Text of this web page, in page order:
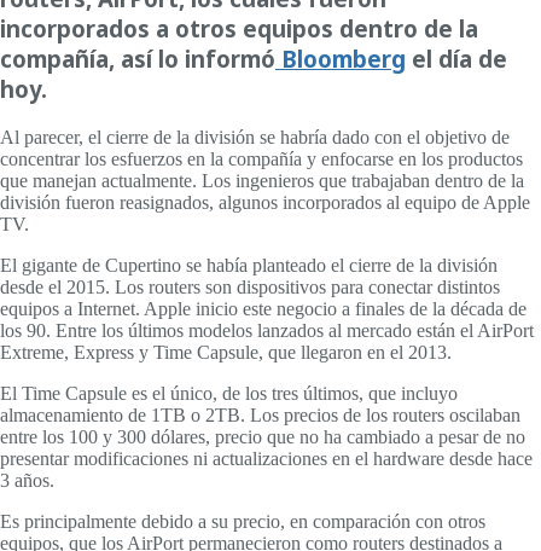
incorporados a otros equipos dentro de la
compañía, así lo informó Bloomberg el día de
hoy.
Al parecer, el cierre de la división se habría dado con el objetivo de
concentrar los esfuerzos en la compañía y enfocarse en los productos
que manejan actualmente. Los ingenieros que trabajaban dentro de la
división fueron reasignados, algunos incorporados al equipo de Apple
TV.
El gigante de Cupertino se había planteado el cierre de la división
desde el 2015. Los routers son dispositivos para conectar distintos
equipos a Internet. Apple inicio este negocio a finales de la década de
los 90. Entre los últimos modelos lanzados al mercado están el AirPort
Extreme, Express y Time Capsule, que llegaron en el 2013.
El Time Capsule es el único, de los tres últimos, que incluyo
almacenamiento de 1TB o 2TB. Los precios de los routers oscilaban
entre los 100 y 300 dólares, precio que no ha cambiado a pesar de no
presentar modificaciones ni actualizaciones en el hardware desde hace
3 años.
Es principalmente debido a su precio, en comparación con otros
equipos, que los AirPort permanecieron como routers destinados a